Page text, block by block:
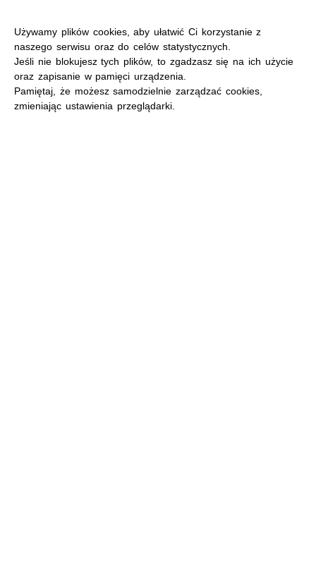
Używamy plików cookies, aby ułatwić Ci korzystanie z
naszego serwisu oraz do celów statystycznych.
Jeśli nie blokujesz tych plików, to zgadzasz się na ich użycie
oraz zapisanie w pamięci urządzenia.
Pamiętaj, że możesz samodzielnie zarządzać cookies,
zmieniając ustawienia przeglądarki.
MENU